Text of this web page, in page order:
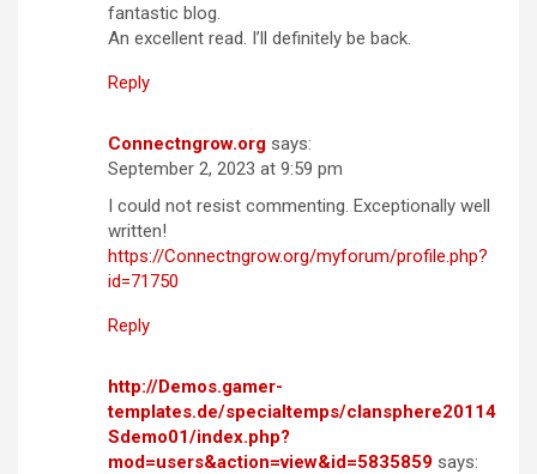
fantastic blog.
An excellent read. I’ll definitely be back.
Reply
Connectngrow.org says:
September 2, 2023 at 9:59 pm
I could not resist commenting. Exceptionally well
written!
https://Connectngrow.org/myforum/profile.php?
id=71750
Reply
http://Demos.gamer-
templates.de/specialtemps/clansphere20114
Sdemo01/index.php?
mod=users&action=view&id=5835859 says: